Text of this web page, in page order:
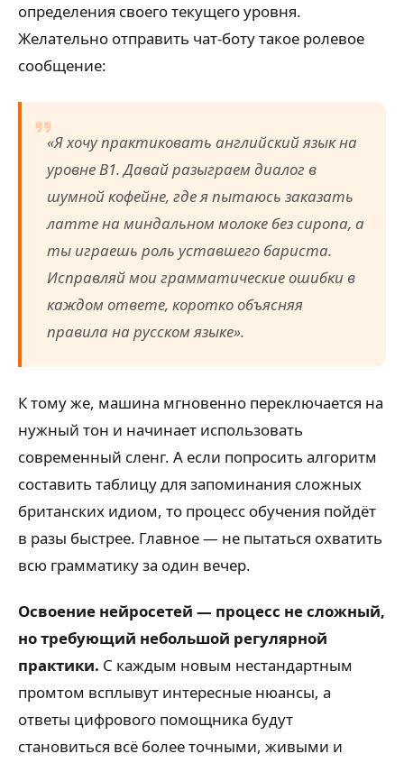
определения своего текущего уровня.
Желательно отправить чат-боту такое ролевое
сообщение:
«Я хочу практиковать английский язык на
уровне B1. Давай разыграем диалог в
шумной кофейне, где я пытаюсь заказать
латте на миндальном молоке без сиропа, а
ты играешь роль уставшего бариста.
Исправляй мои грамматические ошибки в
каждом ответе, коротко объясняя
правила на русском языке».
К тому же, машина мгновенно переключается на
нужный тон и начинает использовать
современный сленг. А если попросить алгоритм
составить таблицу для запоминания сложных
британских идиом, то процесс обучения пойдёт
в разы быстрее. Главное — не пытаться охватить
всю грамматику за один вечер.
Освоение нейросетей — процесс не сложный,
но требующий небольшой регулярной
практики. С каждым новым нестандартным
промтом всплывут интересные нюансы, а
ответы цифрового помощника будут
становиться всё более точными, живыми и